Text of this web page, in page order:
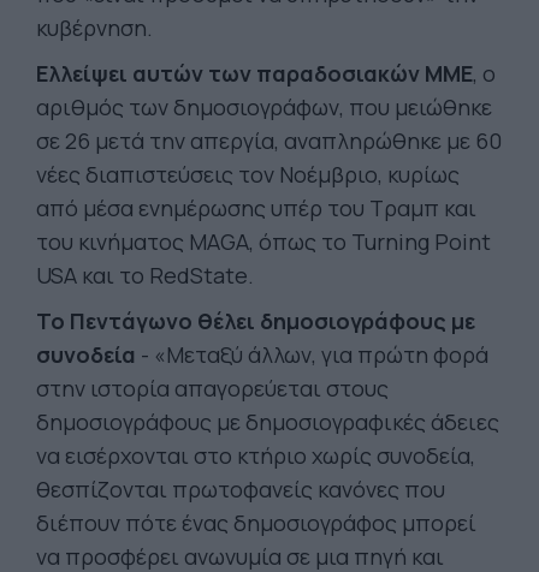
κυβέρνηση.
Ελλείψει αυτών των παραδοσιακών ΜΜΕ, ο
αριθμός των δημοσιογράφων, που μειώθηκε
σε 26 μετά την απεργία, αναπληρώθηκε με 60
νέες διαπιστεύσεις τον Νοέμβριο, κυρίως
από μέσα ενημέρωσης υπέρ του Τραμπ και
του κινήματος MAGA, όπως το Turning Point
USA και το RedState.
Το Πεντάγωνο θέλει δημοσιογράφους με
συνοδεία - «Μεταξύ άλλων, για πρώτη φορά
στην ιστορία απαγορεύεται στους
δημοσιογράφους με δημοσιογραφικές άδειες
να εισέρχονται στο κτήριο χωρίς συνοδεία,
θεσπίζονται πρωτοφανείς κανόνες που
διέπουν πότε ένας δημοσιογράφος μπορεί
να προσφέρει ανωνυμία σε μια πηγή και